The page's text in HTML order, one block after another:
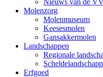
Nieuws van de
Molenzorg
Molenmuseum
Keesesmolen
Gansakkermolen
Landschappen
Regionale
Erfgoed